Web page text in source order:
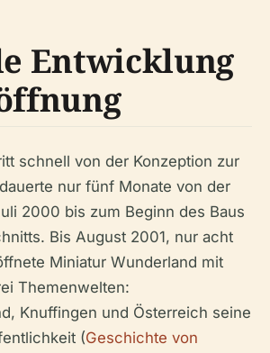
Entwicklung
schnell von der Konzeption zur
nur fünf Monate von der
2000 bis zum Beginn des Baus
Bis August 2001, nur acht
Miniatur Wunderland mit
Themenwelten:
Knuffingen und Österreich seine
(Geschichte von